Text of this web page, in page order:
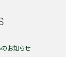
お知らせ